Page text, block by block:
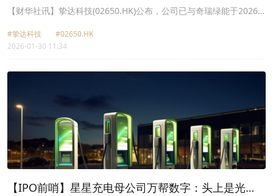
未来将主要透过充电网络建设、维修培训、电池回收等，完善配套设
技术和市场的发展仍处于初期阶段，政府会以务实态度逐步推广达到
规模化应用条件的商用车种。充电网络方面，政府将会善用市场力
在2030年有不少于4,000支高速充电桩，可支援约20万辆电动车。至
新能源充电补能业务
【财华社讯】挚达科技(02650.HK)公布，公司已与奇瑞绿能于2026
完善等领域开展深度合作，专注于智能充电设备的研发、生产、销售
及服务，共同打造全球领先的充电产业体系，构建从车到能源的全链
人民币2000万元，其中奇瑞绿能持股60%，公司持股40%。公司总部
#挚达科技
#02650.HK
2026-01-30 11:34
【IPO前哨】星星充电母公司万帮数字：头上是光